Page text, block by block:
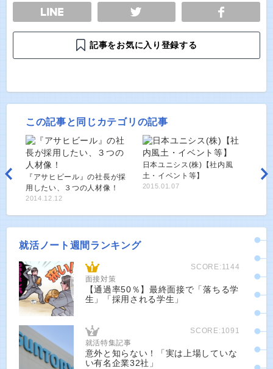
TWEET
記事をお気に入り登録する
この記事と同じカテゴリの記事
『アサヒビール』の社長が採
用したい、３つの人材像！
2014.12.12
日本ユニシス(株)【社内風
土・イベント等】
2015.01.07
就活ノート週間ランキング
SCORE:1144
面接対策
【通過率50％】最終面接で「落ちる学
生」「採用される学生」
SCORE:1091
就活特集記事
意外と知らない！「実は上場していな
い有名企業32社」